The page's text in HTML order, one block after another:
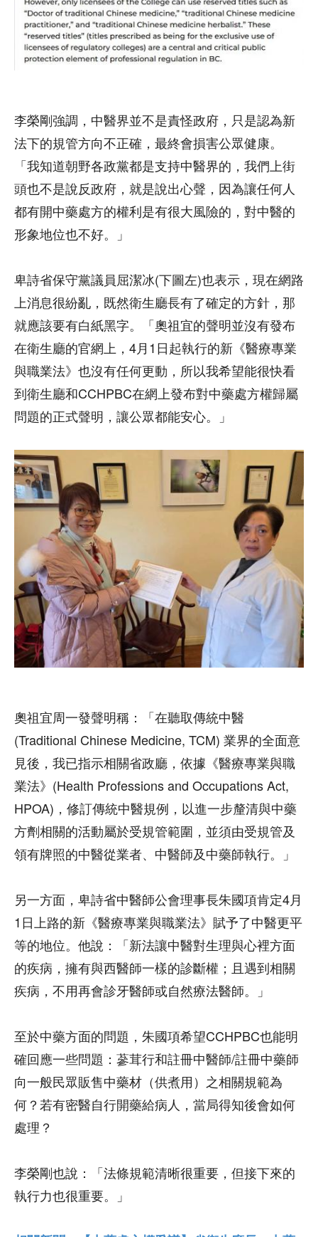
李榮剛強調，中醫界並不是責怪政府，只是認為新
法下的規管方向不正確，最終會損害公眾健康。
「我知道朝野各政黨都是支持中醫界的，我們上街
頭也不是說反政府，就是說出心聲，因為讓任何人
都有開中藥處方的權利是有很大風險的，對中醫的
形象地位也不好。」
卑詩省保守黨議員屈潔冰(下圖左)也表示，現在網路
上消息很紛亂，既然衛生廳長有了確定的方針，那
就應該要有白紙黑字。「奧祖宜的聲明並沒有發布
在衛生廳的官網上，4月1日起執行的新《醫療專業
與職業法》也沒有任何更動，所以我希望能很快看
到衛生廳和CCHPBC在網上發布對中藥處方權歸屬
問題的正式聲明，讓公眾都能安心。」
奧祖宜周一發聲明稱：「在聽取傳統中醫
(Traditional Chinese Medicine, TCM) 業界的全面意
見後，我已指示相關省政廳，依據《醫療專業與職
業法》(Health Professions and Occupations Act,
HPOA)，修訂傳統中醫規例，以進一步釐清與中藥
方劑相關的活動屬於受規管範圍，並須由受規管及
領有牌照的中醫從業者、中醫師及中藥師執行。」
另一方面，卑詩省中醫師公會理事長朱國項肯定4月
1日上路的新《醫療專業與職業法》賦予了中醫更平
等的地位。他說：「新法讓中醫對生理與心裡方面
的疾病，擁有與西醫師一樣的診斷權；且遇到相關
疾病，不用再會診牙醫師或自然療法醫師。」
至於中藥方面的問題，朱國項希望CCHPBC也能明
確回應一些問題：蔘茸行和註冊中醫師/註冊中藥師
向一般民眾販售中藥材（供煮用）之相關規範為
何？若有密醫自行開藥給病人，當局得知後會如何
處理？
李榮剛也說：「法條規範清晰很重要，但接下來的
執行力也很重要。」